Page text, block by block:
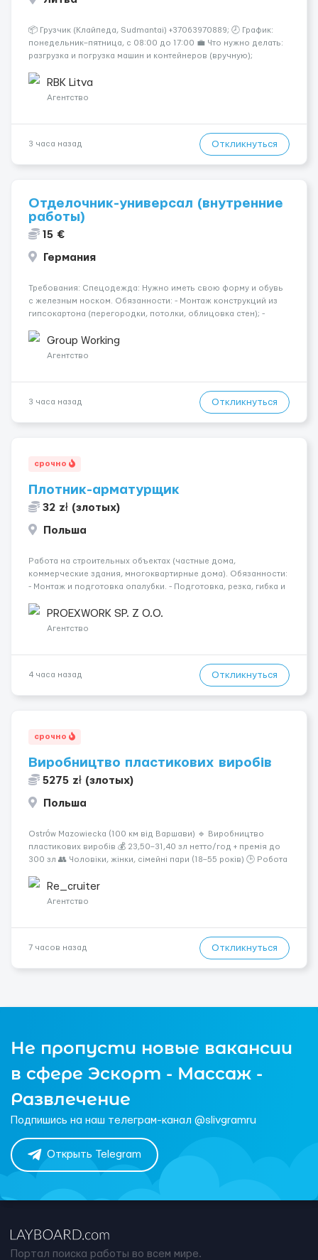
📦 Грузчик (Клайпеда, Sudmantai) +37063970889; 🕗 График:
понедельник–пятница, с 08:00 до 17:00 💼 Что нужно делать:
разгрузка и погрузка машин и контейнеров (вручную);
выполнение других поручений заведующего складом. ✅
Требования: ...
RBK Litva
Агентство
3 часа назад Откликнуться
Отделочник-универсал (внутренние
работы)
15 €
Германия
Требования: Спецодежда: Нужно иметь свою форму и обувь
с железным носком. Обязанности: - Монтаж конструкций из
гипсокартона (перегородки, потолки, облицовка стен); -
малярных работ (шпатлевка, грунтовка, покраска); -
Штукатурные работы ...
Group Working
Агентство
3 часа назад Откликнуться
срочно
Плотник-арматурщик
32 zł (злотых)
Польша
Работа на строительных объектах (частные дома,
коммерческие здания, многоквартирные дома). Обязанности:
- Монтаж и подготовка опалубки. - Подготовка, резка, гибка и
Связка арматурных стержней. - Заливка бетона. - Демонтаж
опалубки после за...
PROEXWORK SP. Z O.O.
Агентство
4 часа назад Откликнуться
срочно
Виробництво пластикових виробів
5275 zł (злотых)
Польша
Ostrów Mazowiecka (100 км від Варшави) 🔹 Виробництво
пластикових виробів 💰 23,50–31,40 зл нетто/год + премія до
300 зл 👥 Чоловіки, жінки, сімейні пари (18–55 років) 🕒 Робота
житло — 400 зл. 📦 Обов...
Re_cruiter
Агентство
7 часов назад Откликнуться
Не пропусти новые вакансии
в сфере Эскорт - Массаж -
Развлечение
Подпишись на наш телеграм-канал @slivgramru
Открыть Telegram
Портал поиска работы во всем мире.